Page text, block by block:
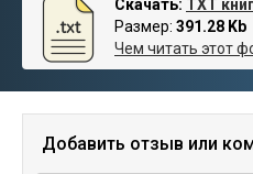
Скачать: TXT
Размер: 391.28 Kb
Чем читать этот
Добавить отзыв или